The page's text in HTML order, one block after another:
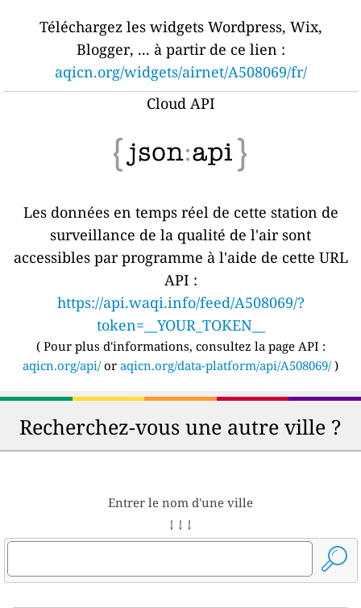
Téléchargez les widgets Wordpress, Wix,
Blogger, ... à partir de ce lien :
aqicn.org/widgets/airnet/A508069/fr/
Cloud API
Les données en temps réel de cette station de
surveillance de la qualité de l'air sont
accessibles par programme à l'aide de cette URL
API :
https://api.waqi.info/feed/A508069/?
token=__YOUR_TOKEN__
( Pour plus d'informations, consultez la page API :
aqicn.org/api/or aqicn.org/data-platform/api/A508069/)
Recherchez-vous une autre ville ?
Entrer le nom d'une ville
↓ ↓ ↓